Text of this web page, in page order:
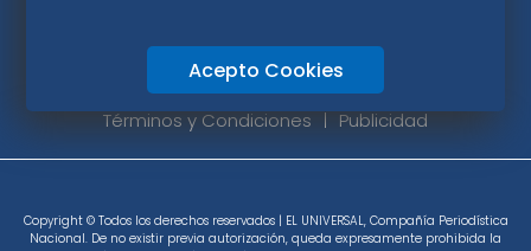
Oaxaca
Aviso de privacidad
Directorio
Términos y Condiciones
Publicidad
Copyright © Todos los derechos reservados | EL UNIVERSAL, Compañía Periodística
Nacional. De no existir previa autorización, queda expresamente prohibida la
Acepto Cookies